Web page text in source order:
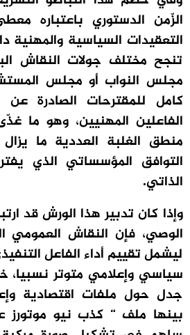
الزّمن الدستوري باعتباره
التعقيدات السياسية والمهنية
تنجح مختلف جولات النقاش
مجلس النواب أو مجلس
كامل للمقترحات الصادرة
الفاعلين المهنيين، وهو ما
منطق الغلبة العددية ما
التوافق المؤسساتي الذي
الذاتي.
وإذا كان تدبير هذا الورش قد
الوصي، فإن النقاش العمومي
ليشمل تقييم أداء الفاعل
سياسي وإعلامي متوتر نسبيا،
جدل حول ملفات اقتصادية
بينها ملف “ كذب نيو موتورز